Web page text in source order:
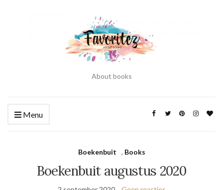
About books
Menu
Boekenbuit , Books
Boekenbuit augustus 2020